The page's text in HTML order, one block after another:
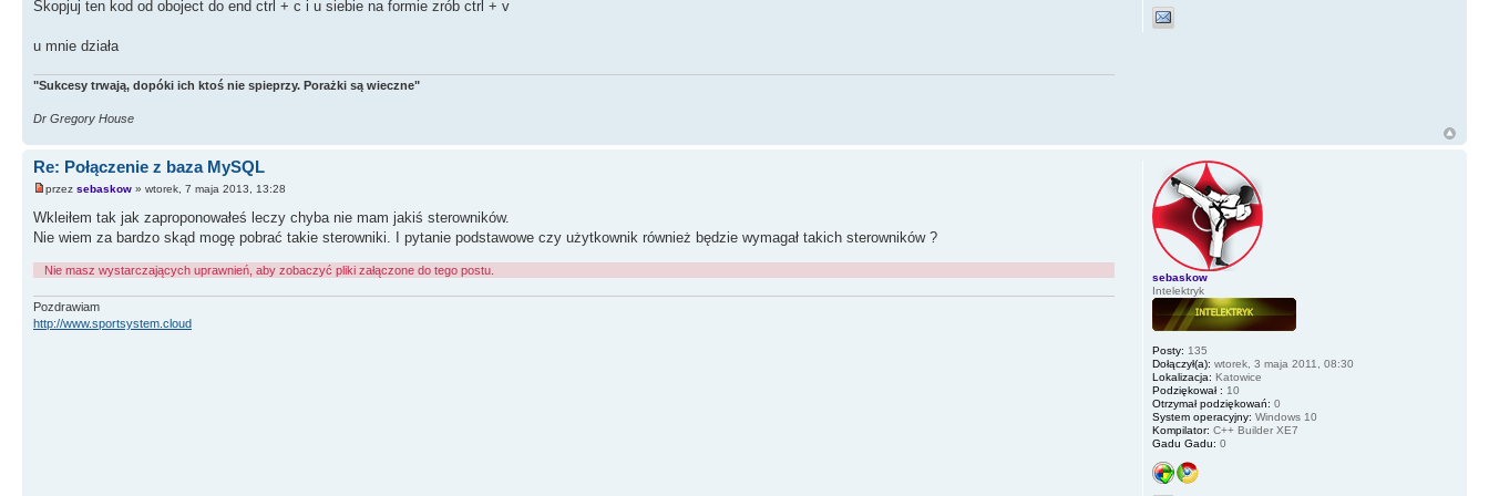
'Encrypted=False'
VendorLib = 'LIBMYSQL.dll'
Top = 152
Skopjuj ten kod od oboject do end ctrl + c i u siebie na formie zrób ctrl + v
u mnie działa
"Sukcesy trwają, dopóki ich ktoś nie spieprzy. Porażki są wieczne"
Dr Gregory House
Re: Połączenie z baza MySQL
przez sebaskow » wtorek, 7 maja 2013, 13:28
Wkleiłem tak jak zaproponowałeś leczy chyba nie mam jakiś sterowników.
Nie wiem za bardzo skąd mogę pobrać takie sterowniki. I pytanie podstawowe czy użytkownik również będzie wymagał takich sterowników ?
Nie masz wystarczających uprawnień, aby zobaczyć pliki załączone do tego postu.
Pozdrawiam
http://www.sportsystem.cloud
sebaskow
Intelektryk
Posty: 135
Dołączył(a): wtorek, 3 maja 2011, 08:30
Lokalizacja: Katowice
Podziękował : 10
Otrzymał podziękowań: 0
System operacyjny: Windows 10
Kompilator: C++ Builder XE7
Gadu Gadu: 0